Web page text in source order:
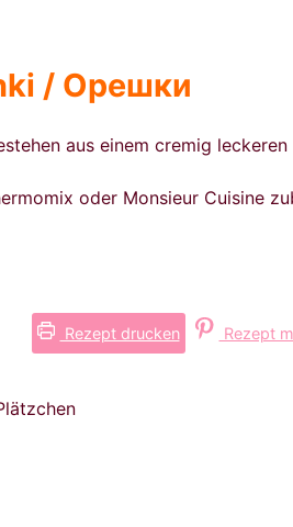
/ Oрешки
aus einem cremig
oder Monsieur Cuisine
Rezept drucken Rezept